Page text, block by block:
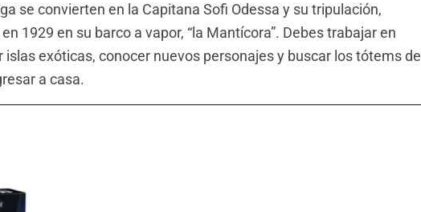
se convierten en la Capitana Sofi Odessa y su tripulación,
1929 en su barco a vapor, “la Mantícora”. Debes trabajar en
islas exóticas, conocer nuevos personajes y buscar los tótems de
a casa.